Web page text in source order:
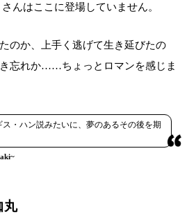
んはここに登場していません。
のか、上手く逃げて生き延びたの
忘れか……ちょっとロマンを感じま
・ハン説みたいに、夢のあるその後を期
丸